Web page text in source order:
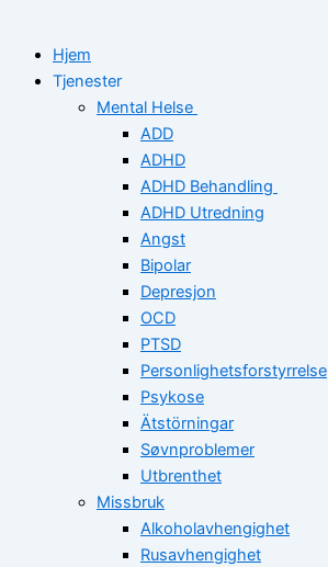
Hjem
Tjenester
Mental Helse
ADD
ADHD
ADHD Behandling
ADHD Utredning
Angst
Bipolar
Depresjon
OCD
PTSD
Personlighetsforstyrrelse
Psykose
Ätstörningar
Søvnproblemer
Utbrenthet
Missbruk
Alkoholavhengighet
Rusavhengighet